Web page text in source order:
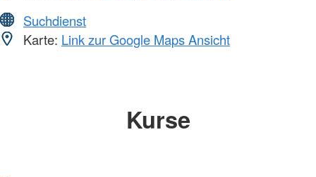
Suchdienst
Karte: Link zur Google Maps Ansicht
Kurse